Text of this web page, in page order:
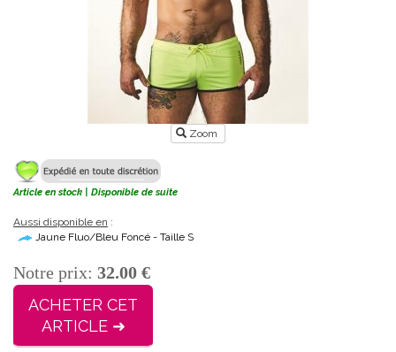
Zoom
Article en stock | Disponible de suite
Aussi disponible en :
Jaune Fluo/Bleu Foncé - Taille S
Notre prix: 32.00 €
ACHETER CET
ARTICLE ➜